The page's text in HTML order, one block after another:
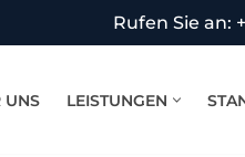
Rufen Sie an:
UNS LEISTUNGEN